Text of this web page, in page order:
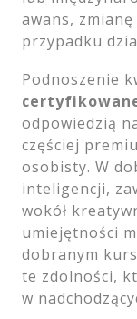
awans,
przypadku
Podnoszenie
odpowiedzią
częściej
osobisty. W
inteligencji,
wokół
umiejętności
dobranym
te zdolności,
w